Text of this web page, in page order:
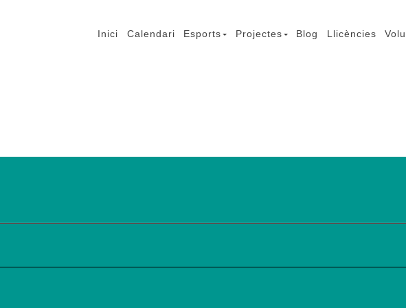
Inici Calendari Esports Projectes Blog Llicències